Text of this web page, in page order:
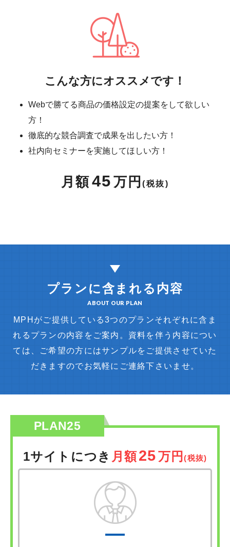
こんな方にオススメです！
Webで勝てる商品の価格設定の提案をして欲しい
方！
徹底的な競合調査で成果を出したい方！
社内向セミナーを実施してほしい方！
月額45 万円(税抜)
プランに含まれる内容
ABOUT OUR PLAN
MPHがご提供している3つのプランそれぞれに含ま
れるプランの内容をご案内。 資料を伴う内容につい
ては、ご希望の方にはサンプルをご提供させていた
だきますのでお気軽にご連絡下さいませ。
PLAN25
1サイトにつき 月額25万円(税抜)